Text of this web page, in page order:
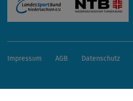
Impressum AGB Datenschutz